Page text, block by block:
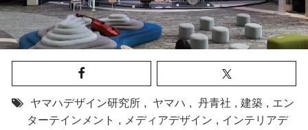
ヤマハデザイン研究所 , ヤマハ , 丹青社 , 建築 , エン
ターテインメント , メディアデザイン , インテリアデ